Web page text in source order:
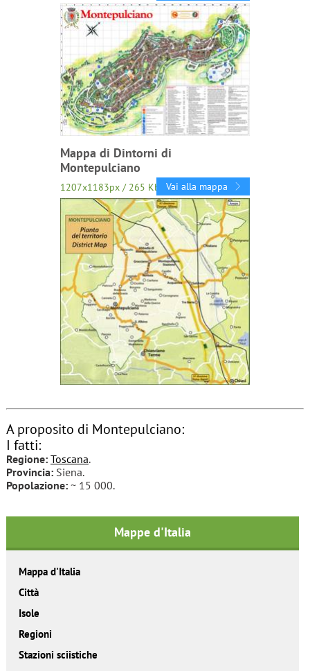
Mappa di Dintorni di
Montepulciano
1207x1183px / 265 Kb Vai alla mappa
A proposito di Montepulciano:
I fatti:
Regione: Toscana.
Provincia:Siena.
Popolazione:~ 15 000.
Mappe d'Italia
Mappa d'Italia
Città
Isole
Regioni
Stazioni sciistiche